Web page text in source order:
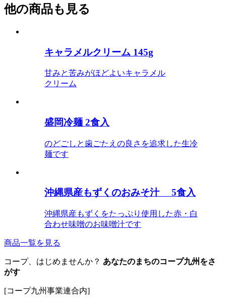
他の商品も見る
キャラメルクリーム 145g
甘みと苦みがほどよいキャラメル
クリーム
盛岡冷麺 2食入
のどごしと歯ごたえの良さを追求した生冷
麺です
沖縄県産もずくのおみそ汁 5食入
沖縄県産もずくをたっぷり使用した赤・白
合わせ味噌のお味噌汁です
商品一覧を見る
コープ、はじめませんか？ あなたのまちのコープ九州をさ
がす
[コープ九州事業連合内]